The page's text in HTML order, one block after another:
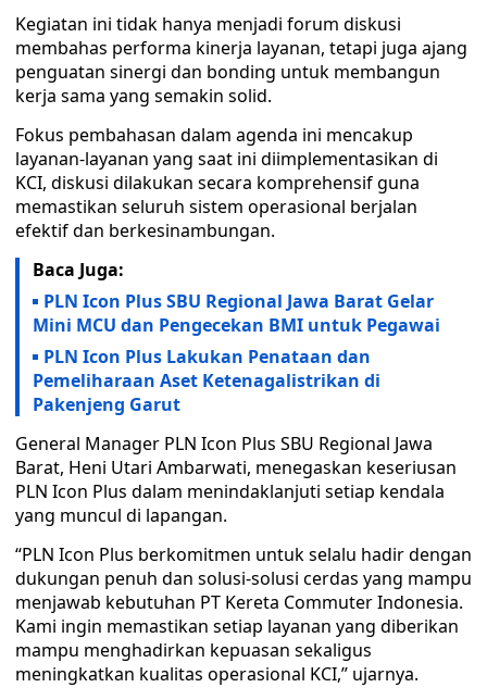
Kegiatan ini tidak hanya menjadi forum diskusi
membahas performa kinerja layanan, tetapi juga ajang
penguatan sinergi dan bonding untuk membangun
kerja sama yang semakin solid.
Fokus pembahasan dalam agenda ini mencakup
layanan-layanan yang saat ini diimplementasikan di
KCI, diskusi dilakukan secara komprehensif guna
memastikan seluruh sistem operasional berjalan
efektif dan berkesinambungan.
Baca Juga:
PLN Icon Plus SBU Regional Jawa Barat Gelar
Mini MCU dan Pengecekan BMI untuk Pegawai
PLN Icon Plus Lakukan Penataan dan
Pemeliharaan Aset Ketenagalistrikan di
Pakenjeng Garut
General Manager PLN Icon Plus SBU Regional Jawa
Barat, Heni Utari Ambarwati, menegaskan keseriusan
PLN Icon Plus dalam menindaklanjuti setiap kendala
yang muncul di lapangan.
“PLN Icon Plus berkomitmen untuk selalu hadir dengan
dukungan penuh dan solusi-solusi cerdas yang mampu
menjawab kebutuhan PT Kereta Commuter Indonesia.
Kami ingin memastikan setiap layanan yang diberikan
mampu menghadirkan kepuasan sekaligus
meningkatkan kualitas operasional KCI,” ujarnya.